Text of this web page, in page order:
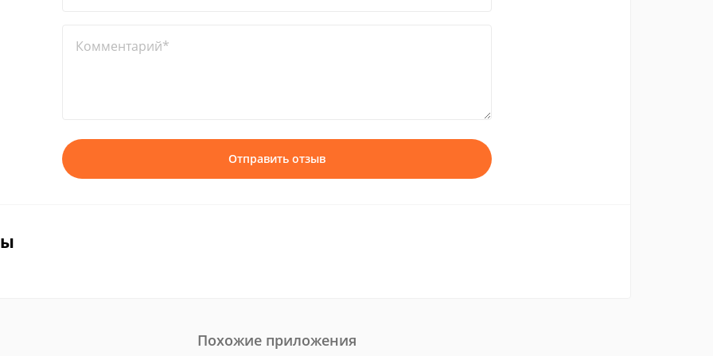
Комментарий*
Отправить отзыв
Похожие приложения